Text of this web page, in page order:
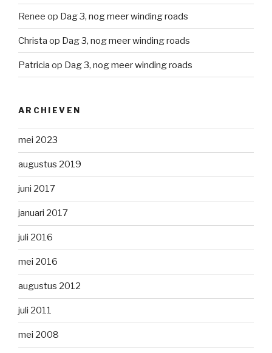
Renee op Dag 3, nog meer winding roads
Christa op Dag 3, nog meer winding roads
Patricia op Dag 3, nog meer winding roads
ARCHIEVEN
mei 2023
augustus 2019
juni 2017
januari 2017
juli 2016
mei 2016
augustus 2012
juli 2011
mei 2008